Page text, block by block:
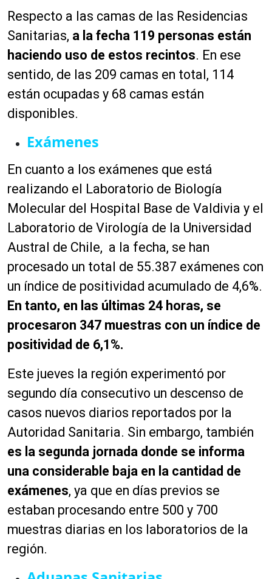
Respecto a las camas de las Residencias
Sanitarias, a la fecha 119 personas están
haciendo uso de estos recintos. En ese
sentido, de las 209 camas en total, 114
están ocupadas y 68 camas están
disponibles.
Exámenes
En cuanto a los exámenes que está
realizando el Laboratorio de Biología
Molecular del Hospital Base de Valdivia y el
Laboratorio de Virología de la Universidad
Austral de Chile, a la fecha, se han
procesado un total de 55.387 exámenes con
un índice de positividad acumulado de 4,6%.
En tanto, en las últimas 24 horas, se
procesaron 347 muestras con un índice de
positividad de 6,1%.
Este jueves la región experimentó por
segundo día consecutivo un descenso de
casos nuevos diarios reportados por la
Autoridad Sanitaria. Sin embargo, también
es la segunda jornada donde se informa
una considerable baja en la cantidad de
exámenes, ya que en días previos se
estaban procesando entre 500 y 700
muestras diarias en los laboratorios de la
región.